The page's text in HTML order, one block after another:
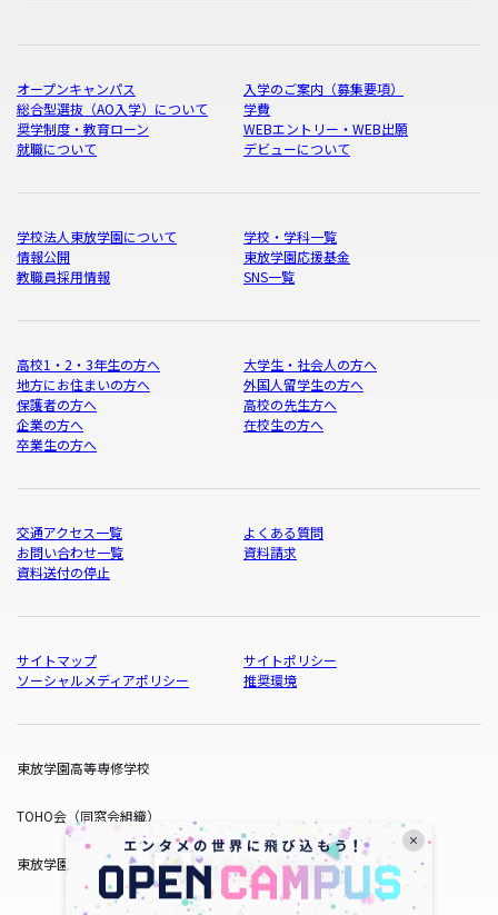
オープンキャンパス
入学のご案内（募集要項）
総合型選抜（AO入学）について
学費
奨学制度・教育ローン
WEBエントリー・WEB出願
就職について
デビューについて
学校法人東放学園について
学校・学科一覧
情報公開
東放学園応援基金
教職員採用情報
SNS一覧
高校1・2・3年生の方へ
大学生・社会人の方へ
地方にお住まいの方へ
外国人留学生の方へ
保護者の方へ
高校の先生方へ
企業の方へ
在校生の方へ
卒業生の方へ
交通アクセス一覧
よくある質問
お問い合わせ一覧
資料請求
資料送付の停止
サイトマップ
サイトポリシー
ソーシャルメディアポリシー
推奨環境
東放学園高等専修学校
TOHO会（同窓会組織）
東放学園サービス